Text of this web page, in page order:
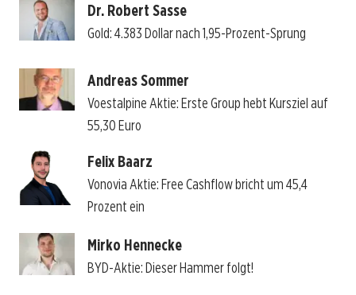
Dr. Robert Sasse
Gold: 4.383 Dollar nach 1,95-Prozent-Sprung
Andreas Sommer
Voestalpine Aktie: Erste Group hebt Kursziel auf
55,30 Euro
Felix Baarz
Vonovia Aktie: Free Cashflow bricht um 45,4
Prozent ein
Mirko Hennecke
BYD-Aktie: Dieser Hammer folgt!